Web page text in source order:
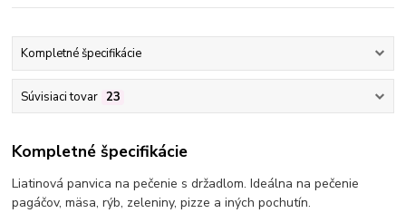
Kompletné špecifikácie
Súvisiaci tovar 23
Kompletné špecifikácie
Liatinová panvica na pečenie s držadlom. Ideálna na pečenie
pagáčov, mäsa, rýb, zeleniny, pizze a iných pochutín.